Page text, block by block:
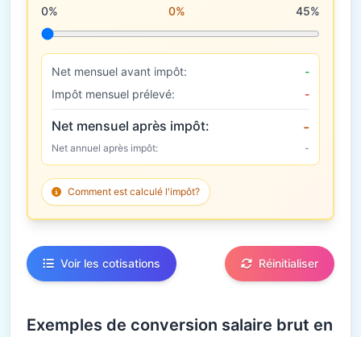
Taux de prélèvement à la source
0% 0% 45%
Net mensuel avant impôt:
-
Impôt mensuel prélevé:
-
Net mensuel après impôt: -
Net annuel après impôt: -
Comment est calculé l'impôt?
Voir les cotisations Réinitialiser
Exemples de conversion salaire brut en